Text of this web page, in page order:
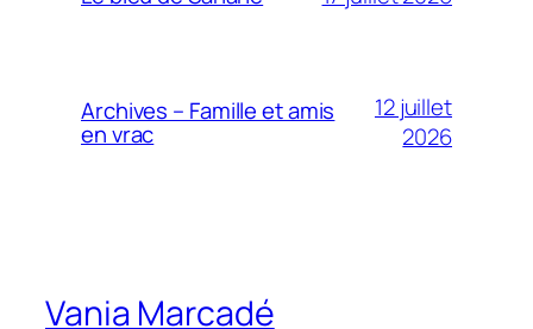
Archives – Famille et amis
en vrac
12 juillet
2026
Vania Marcadé